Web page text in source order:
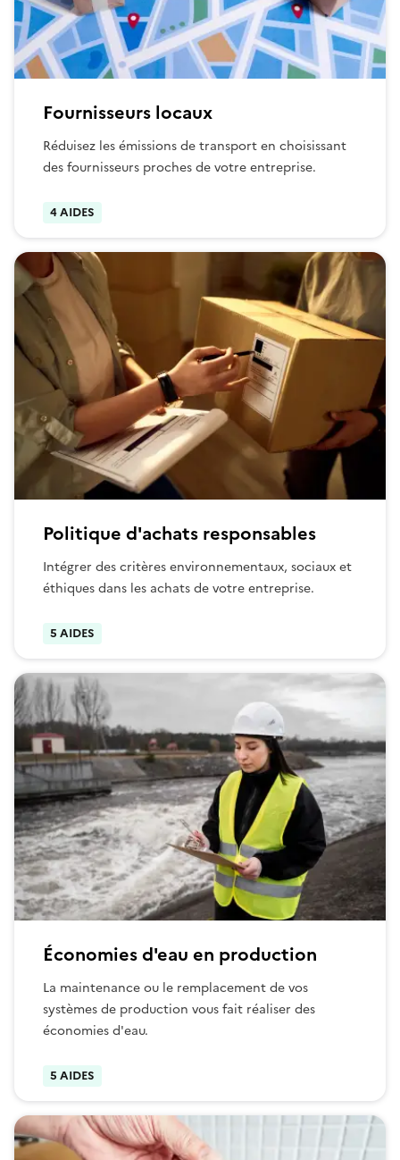
Fournisseurs locaux
Réduisez les émissions de transport en choisissant
des fournisseurs proches de votre entreprise.
4 AIDES
Politique d'achats responsables
Intégrer des critères environnementaux, sociaux et
éthiques dans les achats de votre entreprise.
5 AIDES
Économies d'eau en production
La maintenance ou le remplacement de vos
systèmes de production vous fait réaliser des
économies d'eau.
5 AIDES